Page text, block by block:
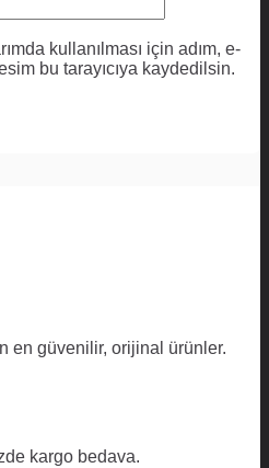
kullanılması için adım, e-
bu tarayıcıya kaydedilsin.
en güvenilir, orijinal ürünler.
kargo bedava.